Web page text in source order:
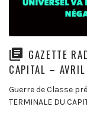
GAZETTE
CAPITAL –
Guerre de Classe
TERMINALE DU